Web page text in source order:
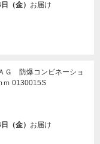
（金） お届け
Ｇ 防爆コンビネーショ
0130015S
（金） お届け